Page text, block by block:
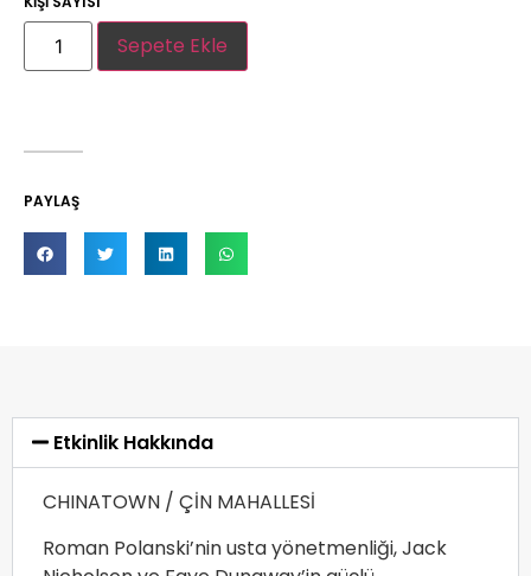
Sepete Ekle
PAYLAŞ
Etkinlik Hakkında
CHINATOWN / ÇİN MAHALLESİ
Roman Polanski’nin usta yönetmenliği, Jack